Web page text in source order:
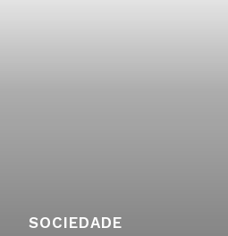
SOCIEDADE